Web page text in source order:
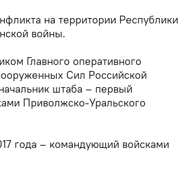
на территории Республики
войны.
Главного оперативного
Сил Российской
штаба – первый
Приволжско-Уральского
года – командующий войсками